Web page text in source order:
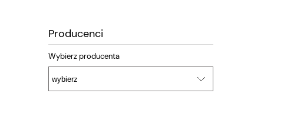
Producenci
Wybierz producenta